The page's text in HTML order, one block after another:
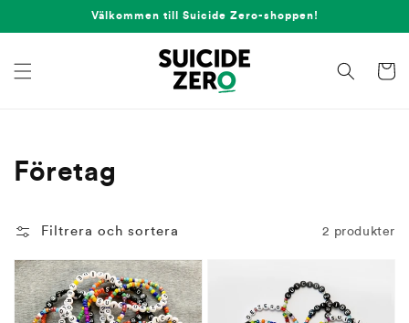
Välkommen till Suicide Zero-shoppen!
Produktserie:
Företag
Filtrera och sortera 2 produkter